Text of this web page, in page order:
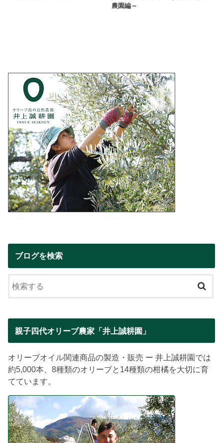
農園編～
ブログを検索
親子四代オリーブ農家「井上誠耕園」
オリーブオイル関連商品の製造・販売 ー 井上誠耕園では
約5,000本、8種類のオリーブと14種類の柑橘を大切に育
てています。